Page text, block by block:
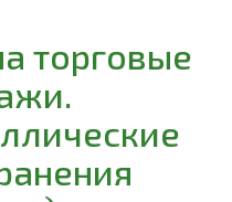
торговые